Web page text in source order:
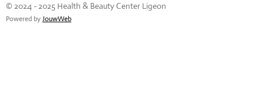
© 2024 - 2025 Health & Beauty Center Ligeon
Powered byJouwWeb